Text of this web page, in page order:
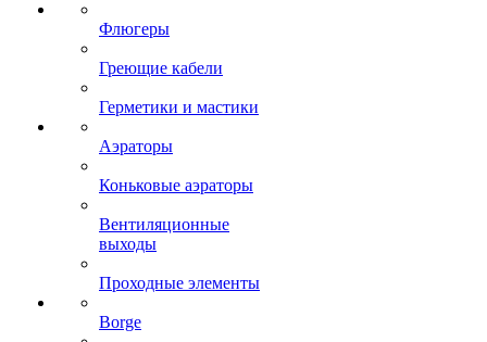
Флюгеры
Греющие кабели
Герметики и мастики
Аэраторы
Коньковые аэраторы
Вентиляционные
выходы
Проходные элементы
Borge